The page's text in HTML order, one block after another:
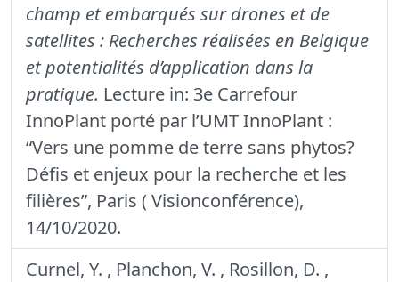
champ et embarqués sur drones et de
satellites : Recherches réalisées en Belgique
et potentialités d’application dans la
pratique. Lecture in: 3e Carrefour
InnoPlant porté par l’UMT InnoPlant :
“Vers une pomme de terre sans phytos?
Défis et enjeux pour la recherche et les
filières”, Paris ( Visionconférence),
14/10/2020.
Curnel, Y. , Planchon, V. , Rosillon, D. ,